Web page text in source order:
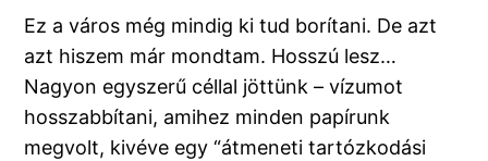
Ez a város még mindig ki tud borítani. De azt
azt hiszem már mondtam. Hosszú lesz…
Nagyon egyszerű céllal jöttünk – vízumot
hosszabbítani, amihez minden papírunk
megvolt, kivéve egy “átmeneti tartózkodási